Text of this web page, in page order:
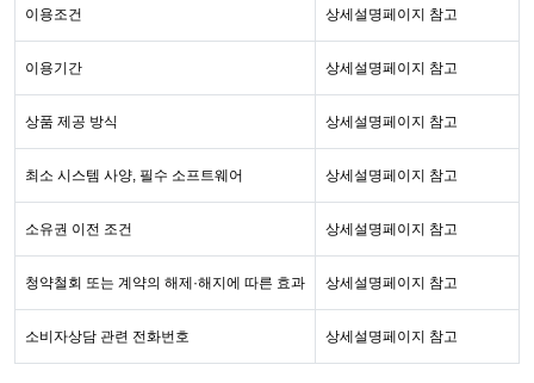
이용조건 상세설명페이지 참고
이용기간 상세설명페이지 참고
상품 제공 방식 상세설명페이지 참고
최소 시스템 사양, 필수 소프트웨어 상세설명페이지 참고
소유권 이전 조건 상세설명페이지 참고
청약철회 또는 계약의 해제·해지에 따른 효과 상세설명페이지 참고
소비자상담 관련 전화번호 상세설명페이지 참고